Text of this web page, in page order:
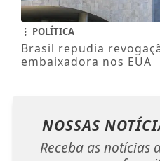
POLÍTICA
Brasil repudia
embaixadora nos EUA
NOSSAS
Receba as notícias